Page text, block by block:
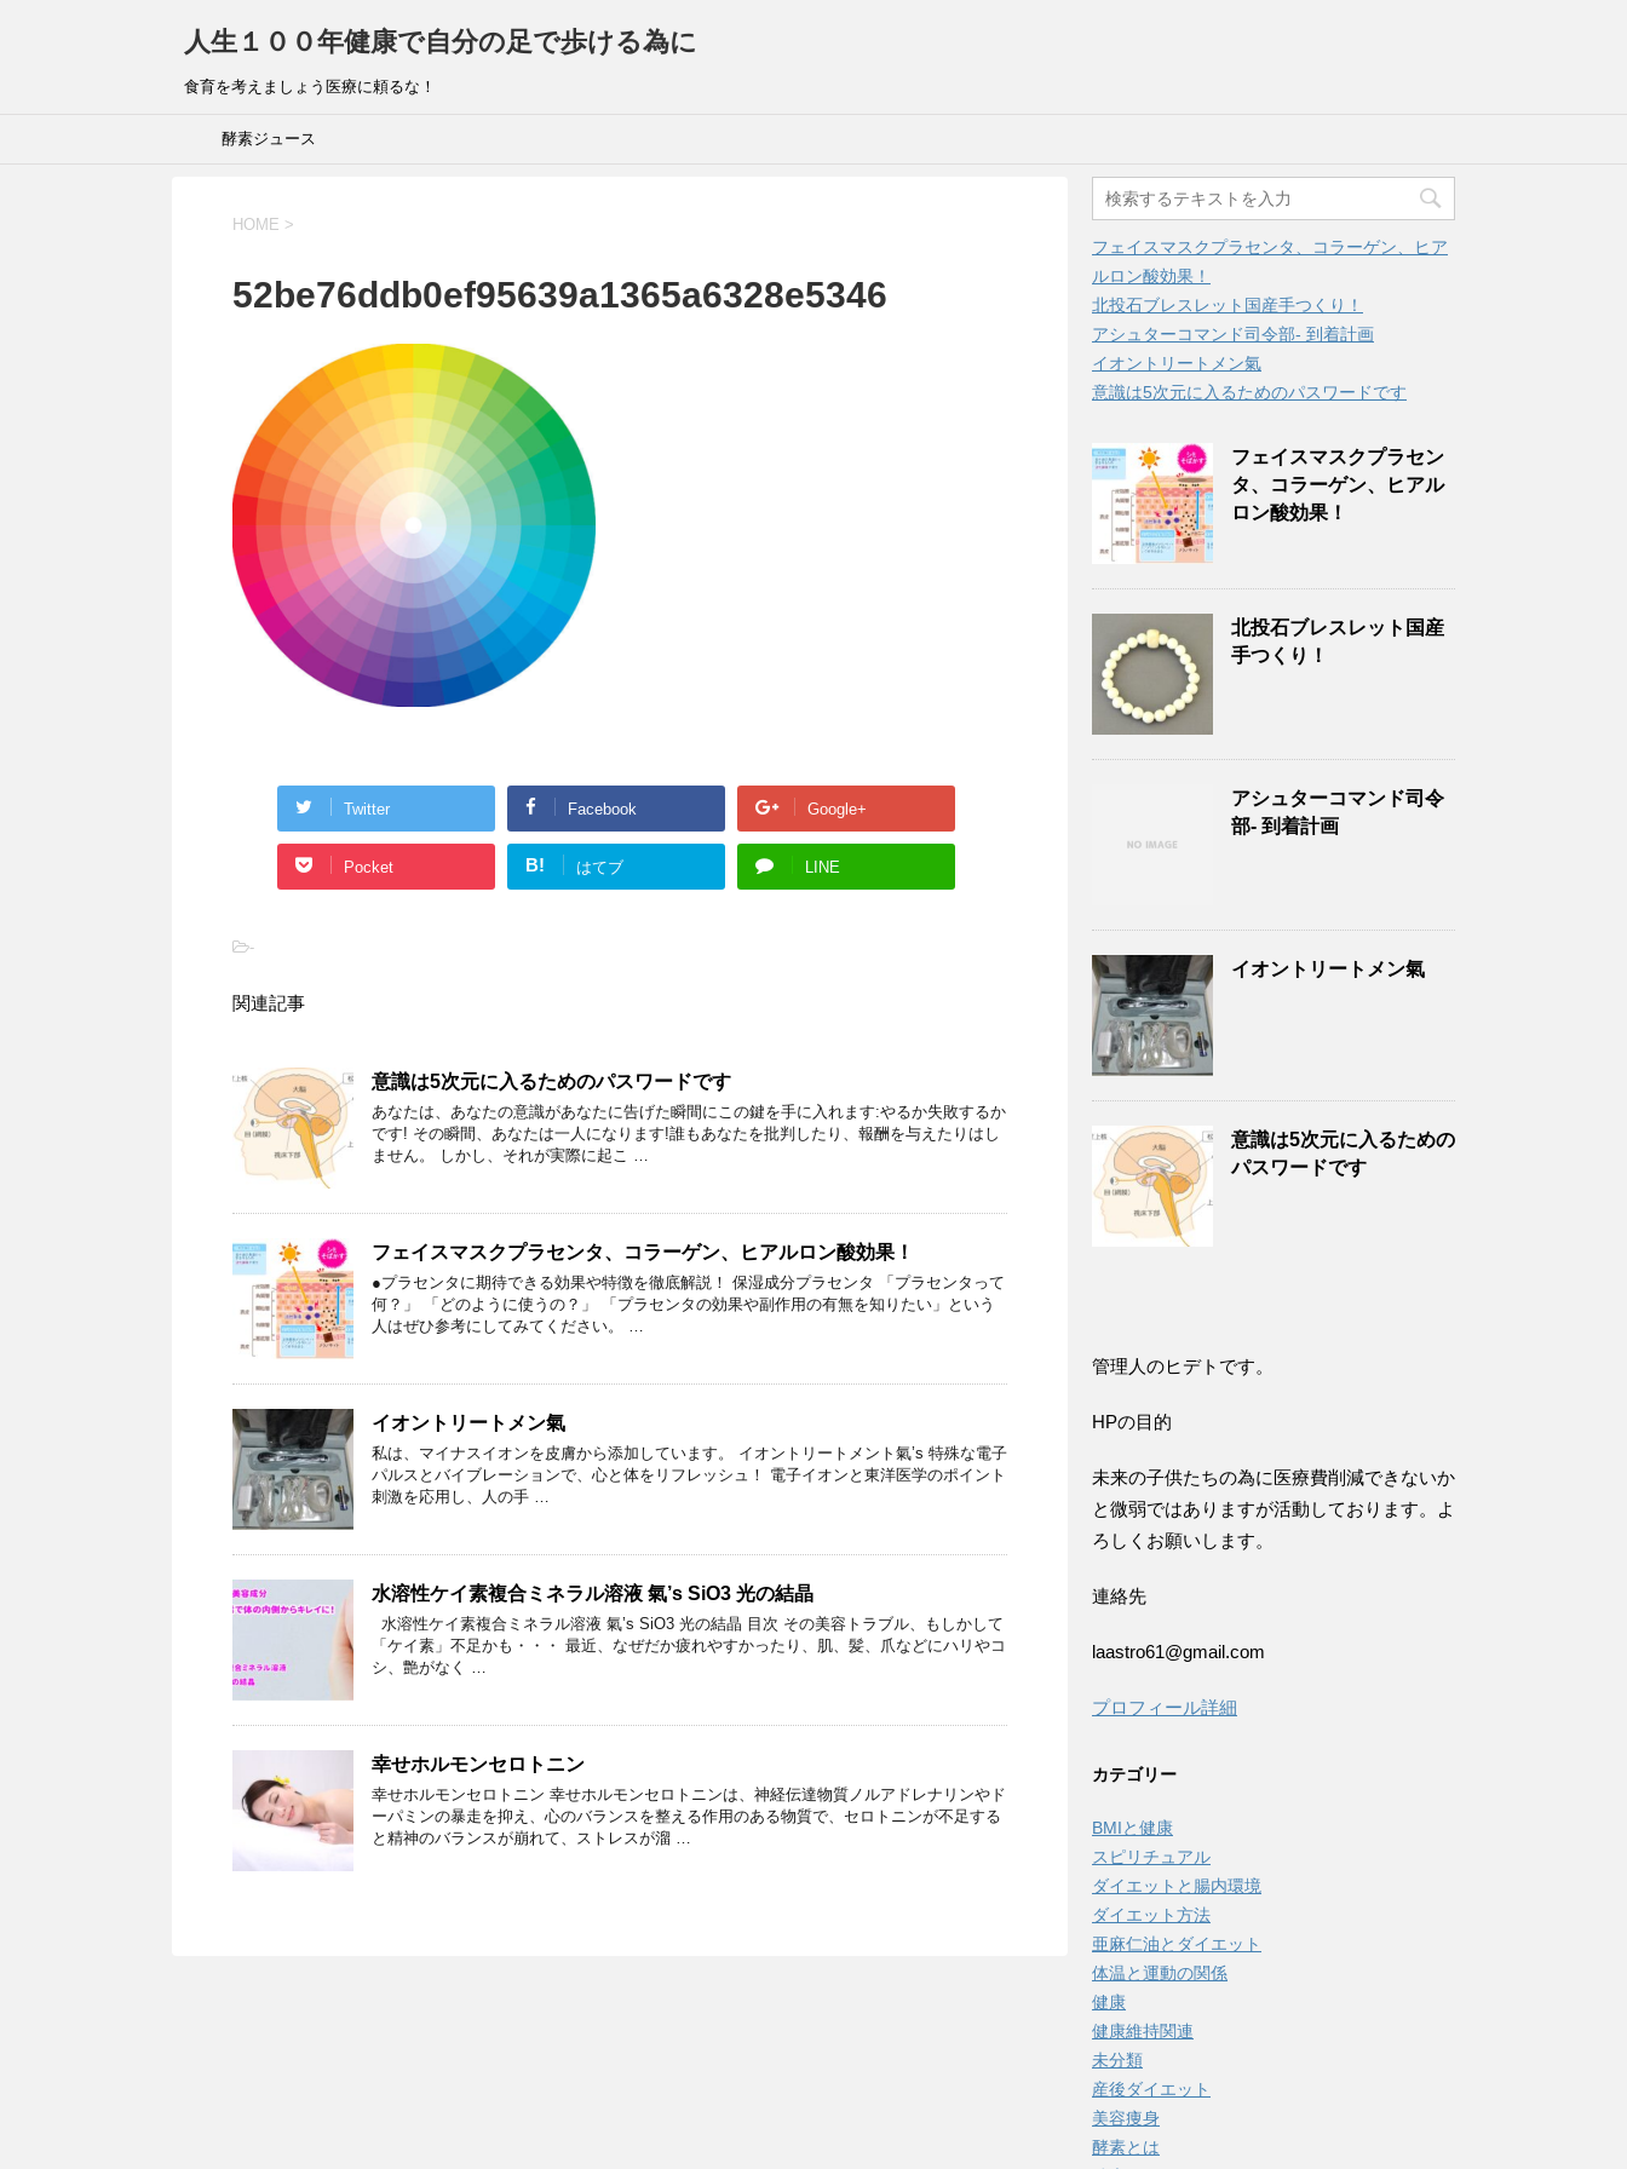
人生１００年健康で自分の足で歩ける為に
食育を考えましょう医療に頼るな！
酵素ジュース
HOME >
52be76ddb0ef95639a1365a6328e5346
Twitter Facebook Google+
Pocket B! はてブ LINE
-
関連記事
意識は5次元に入るためのパスワードです
あなたは、あなたの意識があなたに告げた瞬間にこの鍵を手に入れます:やるか失敗するか
です! その瞬間、あなたは一人になります!誰もあなたを批判したり、報酬を与えたりはし
ません。 しかし、それが実際に起こ …
フェイスマスクプラセンタ、コラーゲン、ヒアルロン酸効果！
●プラセンタに期待できる効果や特徴を徹底解説！ 保湿成分プラセンタ 「プラセンタって
何？」 「どのように使うの？」 「プラセンタの効果や副作用の有無を知りたい」という
人はぜひ参考にしてみてください。 …
イオントリートメン氣
私は、マイナスイオンを皮膚から添加しています。 イオントリートメント氣’s 特殊な電子
パルスとバイブレーションで、心と体をリフレッシュ！ 電子イオンと東洋医学のポイント
刺激を応用し、人の手 …
水溶性ケイ素複合ミネラル溶液 氣’s SiO3 光の結晶
水溶性ケイ素複合ミネラル溶液 氣’s SiO3 光の結晶 目次 その美容トラブル、もしかして
「ケイ素」不足かも・・・ 最近、なぜだか疲れやすかったり、肌、髪、爪などにハリやコ
シ、艶がなく …
幸せホルモンセロトニン
幸せホルモンセロトニン 幸せホルモンセロトニンは、神経伝達物質ノルアドレナリンやド
ーパミンの暴走を抑え、心のバランスを整える作用のある物質で、セロトニンが不足する
と精神のバランスが崩れて、ストレスが溜 …
フェイスマスクプラセンタ、コラーゲン、ヒア
ルロン酸効果！
北投石ブレスレット国産手つくり！
アシュターコマンド司令部- 到着計画
イオントリートメン氣
意識は5次元に入るためのパスワードです
フェイスマスクプラセン
タ、コラーゲン、ヒアル
ロン酸効果！
北投石ブレスレット国産
手つくり！
アシュターコマンド司令
部- 到着計画
イオントリートメン氣
意識は5次元に入るための
パスワードです
管理人のヒデトです。
HPの目的
未来の子供たちの為に医療費削減できないか
と微弱ではありますが活動しております。よ
ろしくお願いします。
連絡先
laastro61@gmail.com
プロフィール詳細
カテゴリー
BMIと健康
スピリチュアル
ダイエットと腸内環境
ダイエット方法
亜麻仁油とダイエット
体温と運動の関係
健康
健康維持関連
未分類
産後ダイエット
美容痩身
酵素とは